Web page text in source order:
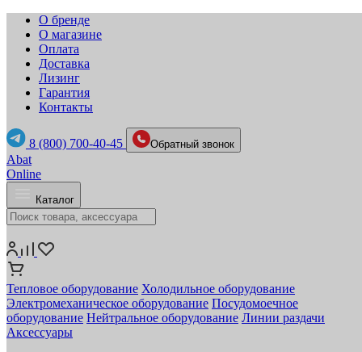
О бренде
О магазине
Оплата
Доставка
Лизинг
Гарантия
Контакты
8 (800) 700-40-45 Обратный звонок
Abat
Online
Каталог
Тепловое оборудование Холодильное оборудование
Электромеханическое оборудование Посудомоечное
оборудование Нейтральное оборудование Линии раздачи
Аксессуары